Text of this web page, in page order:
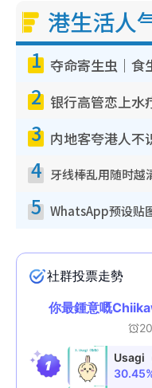
港生活人
1
2
3
4
5